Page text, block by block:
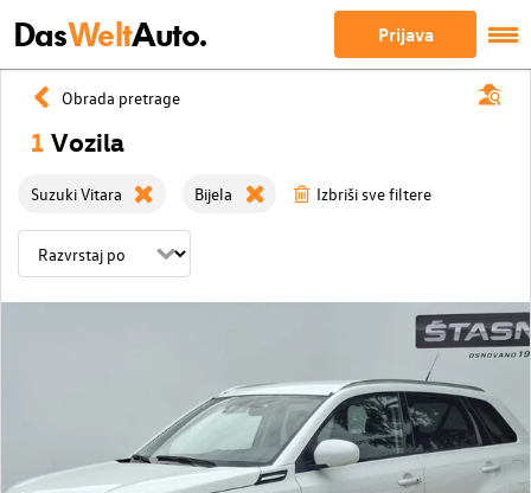
DasWeltAuto. Prijava
Obrada pretrage
1 Vozila
Suzuki Vitara Bijela Izbriši sve filtere